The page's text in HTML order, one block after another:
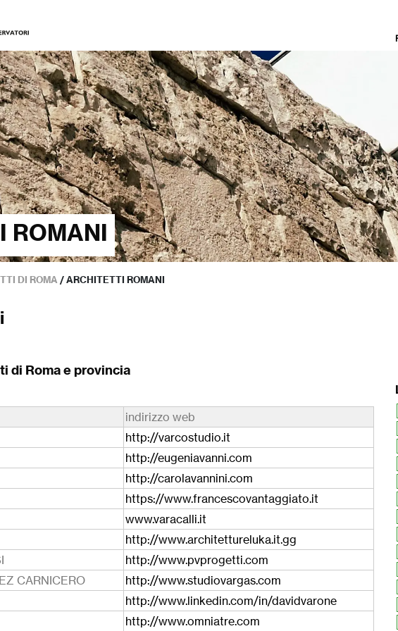
ROMANI
DI ROMA /ARCHITETTI ROMANI
di Roma e provincia
indirizzo web
http://varcostudio.it
http://eugeniavanni.com
http://carolavannini.com
https://www.francescovantaggiato.it
www.varacalli.it
http://www.architettureluka.it.gg
http://www.pvprogetti.com
CARNICERO
http://www.studiovargas.com
http://www.linkedin.com/in/davidvarone
http://www.omniatre.com